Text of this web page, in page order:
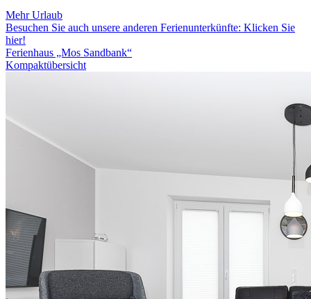
Mehr Urlaub
Besuchen Sie auch unsere anderen Ferienunterkünfte: Klicken Sie
hier!
Ferienhaus „Mos Sandbank“
Kompaktübersicht